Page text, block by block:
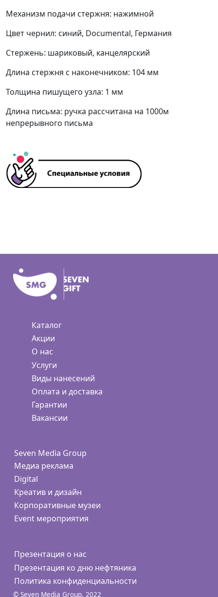
Механизм подачи стержня: нажимной
Цвет чернил: синий, Documental, Германия
Стержень: шариковый, канцелярский
Длина стержня с наконечником: 104 мм
Толщина пишущего узла: 1 мм
Длина письма: ручка рассчитана на 1000м
непрерывного письма
Каталог
Акции
О нас
Услуги
Виды нанесений
Оплата и доставка
Гарантии
Вакансии
Seven Media Group
Медиа реклама
Digital
Креатив и дизайн
Корпоративные музеи
Event мероприятия
Презентация о нас
Презентация ко дню нефтяника
Политика конфиденциальности
© Seven Media Group, 2022